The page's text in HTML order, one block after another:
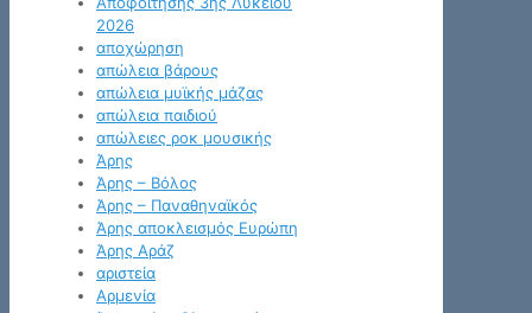
2026
αποχώρηση
απώλεια βάρους
απώλεια μυϊκής μάζας
απώλεια παιδιού
απώλειες ροκ μουσικής
Άρης
Άρης – Βόλος
Άρης – Παναθηναϊκός
Άρης αποκλεισμός Ευρώπη
Άρης Αράζ
αριστεία
Αρμενία